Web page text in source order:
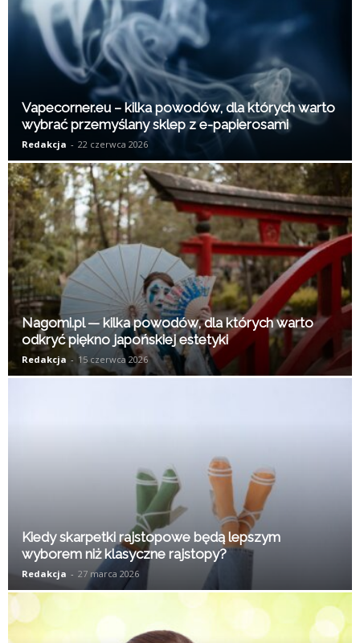
Vapecorner.eu – kilka powodów, dla których warto
wybrać przemyślany sklep z e-papierosami
Redakcja - 22 czerwca 2026
Nagomi.pl — kilka powodów, dla których warto
odkryć piękno japońskiej estetyki
Redakcja - 15 czerwca 2026
Kiedy skarpetki rajstopowe będą lepszym
wyborem niż klasyczne rajstopy?
Redakcja - 27 marca 2026